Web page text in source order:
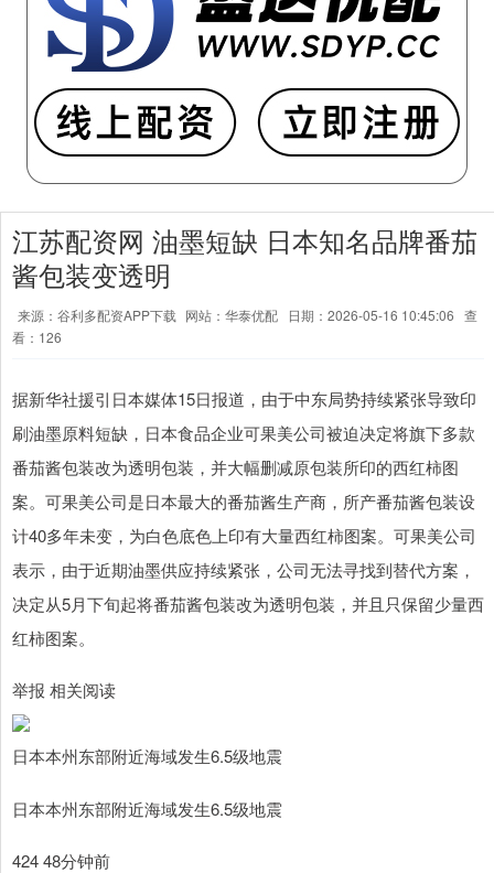
江苏配资网 油墨短缺 日本知名品牌番茄
酱包装变透明
来源：谷利多配资APP下载 网站：华泰优配 日期：2026-05-16 10:45:06 查
看：126
据新华社援引日本媒体15日报道，由于中东局势持续紧张导致印
刷油墨原料短缺，日本食品企业可果美公司被迫决定将旗下多款
番茄酱包装改为透明包装，并大幅删减原包装所印的西红柿图
案。可果美公司是日本最大的番茄酱生产商，所产番茄酱包装设
计40多年未变，为白色底色上印有大量西红柿图案。可果美公司
表示，由于近期油墨供应持续紧张，公司无法寻找到替代方案，
决定从5月下旬起将番茄酱包装改为透明包装，并且只保留少量西
红柿图案。
举报 相关阅读
日本本州东部附近海域发生6.5级地震
日本本州东部附近海域发生6.5级地震
424 48分钟前